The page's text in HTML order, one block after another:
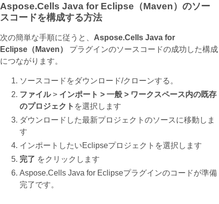
Aspose.Cells Java for Eclipse（Maven）のソー
スコードを構成する方法
次の簡単な手順に従うと、 Aspose.Cells Java for
Eclipse（Maven）
プラグインのソースコードの成功した構成
につながります。
ソースコードをダウンロード/クローンする。
ファイル> インポート > 一般 > ワークスペース内の既存
のプロジェクト を選択します
ダウンロードした最新プロジェクトのソースに移動しま
す
インポートしたいEclipseプロジェクトを選択します
完了 をクリックします
Aspose.Cells Java for Eclipseプラグインのコードが準備
完了です。